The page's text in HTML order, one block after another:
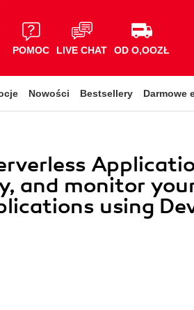
POMOC LIVE CHAT OD O,OOZŁ
Nowości Bestsellery Darmowe
and monitor
using